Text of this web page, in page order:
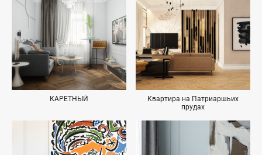
КАРЕТНЫЙ
Квартира на Патриаршьих
прудах